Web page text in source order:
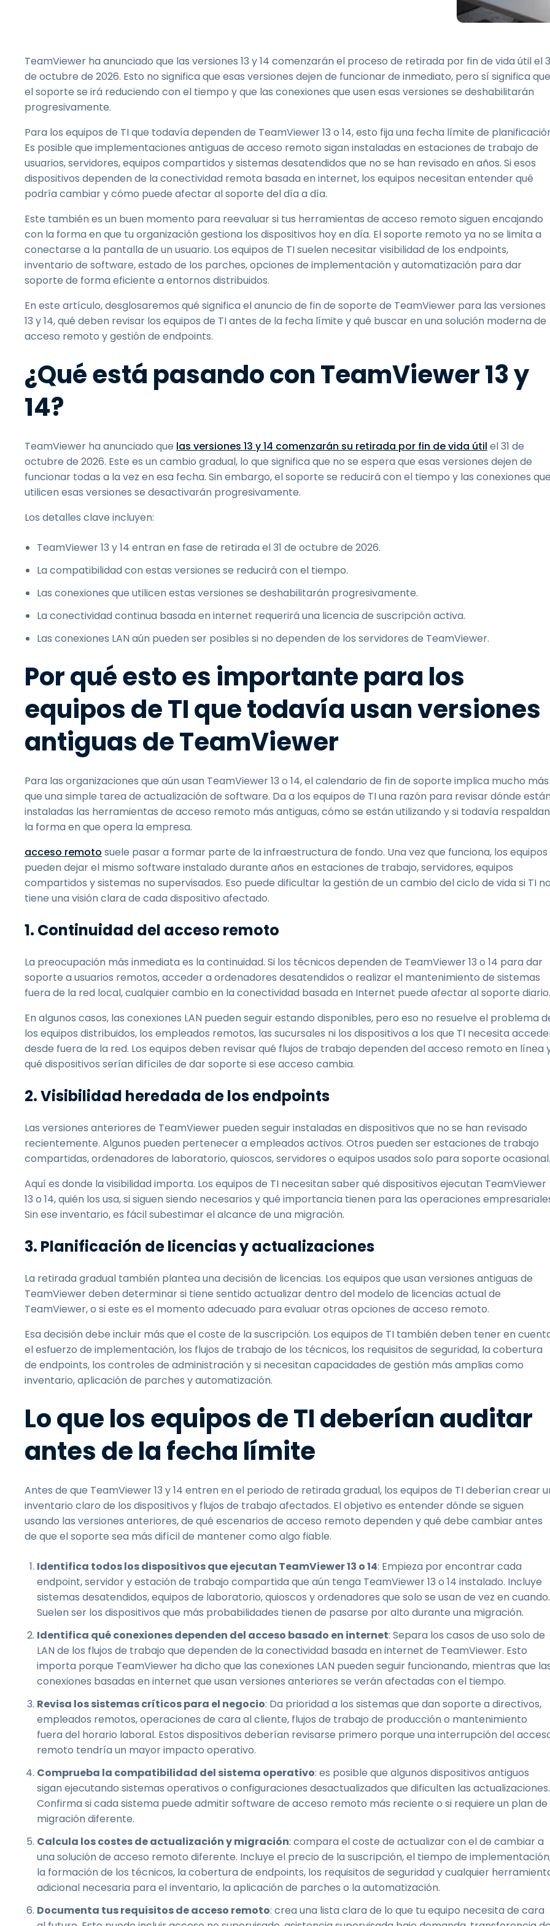
Acceso remoto a través
Acceso Remoto a
Laboratorio
Explorar todas las
necesidades
Explorar
sectores
TeamViewer ha anunciado que las versiones 13 y 14 comenzarán el proceso de retirada por fin de vida útil el
de octubre de 2026. Esto no significa que esas versiones dejen de funcionar de inmediato, pero sí significa que
el soporte se irá reduciendo con el tiempo y que las conexiones que usen esas versiones se deshabilitarán
progresivamente.
Para los equipos de TI que todavía dependen de TeamViewer 13 o 14, esto fija una fecha límite de
Es posible que implementaciones antiguas de acceso remoto sigan instaladas en estaciones de trabajo de
usuarios, servidores, equipos compartidos y sistemas desatendidos que no se han revisado en años. Si esos
dispositivos dependen de la conectividad remota basada en internet, los equipos necesitan entender qué
podría cambiar y cómo puede afectar al soporte del día a día.
Este también es un buen momento para reevaluar si tus herramientas de acceso remoto siguen encajando
con la forma en que tu organización gestiona los dispositivos hoy en día. El soporte remoto ya no se limita a
conectarse a la pantalla de un usuario. Los equipos de TI suelen necesitar visibilidad de los endpoints,
inventario de software, estado de los parches, opciones de implementación y automatización para dar
soporte de forma eficiente a entornos distribuidos.
En este artículo, desglosaremos qué significa el anuncio de fin de soporte de TeamViewer para las versiones
13 y 14, qué deben revisar los equipos de TI antes de la fecha límite y qué buscar en una solución moderna de
acceso remoto y gestión de endpoints.
¿Qué está pasando con TeamViewer 13 y
14?
TeamViewer ha anunciado que las versiones 13 y 14 comenzarán su retirada por fin de vida útil el 31 de
octubre de 2026. Este es un cambio gradual, lo que significa que no se espera que esas versiones dejen de
funcionar todas a la vez en esa fecha. Sin embargo, el soporte se reducirá con el tiempo y las conexiones
utilicen esas versiones se desactivarán progresivamente.
Los detalles clave incluyen:
TeamViewer 13 y 14 entran en fase de retirada el 31 de octubre de 2026.
La compatibilidad con estas versiones se reducirá con el tiempo.
Las conexiones que utilicen estas versiones se deshabilitarán progresivamente.
La conectividad continua basada en internet requerirá una licencia de suscripción activa.
Las conexiones LAN aún pueden ser posibles si no dependen de los servidores de TeamViewer.
Por qué esto es importante para los
equipos de TI que todavía usan versiones
antiguas de TeamViewer
Para las organizaciones que aún usan TeamViewer 13 o 14, el calendario de fin de soporte implica mucho más
que una simple tarea de actualización de software. Da a los equipos de TI una razón para revisar dónde
instaladas las herramientas de acceso remoto más antiguas, cómo se están utilizando y si todavía respaldan
la forma en que opera la empresa.
acceso remoto suele pasar a formar parte de la infraestructura de fondo. Una vez que funciona, los equipos
pueden dejar el mismo software instalado durante años en estaciones de trabajo, servidores, equipos
compartidos y sistemas no supervisados. Eso puede dificultar la gestión de un cambio del ciclo de vida si TI
tiene una visión clara de cada dispositivo afectado.
1. Continuidad del acceso remoto
La preocupación más inmediata es la continuidad. Si los técnicos dependen de TeamViewer 13 o 14 para dar
soporte a usuarios remotos, acceder a ordenadores desatendidos o realizar el mantenimiento de sistemas
fuera de la red local, cualquier cambio en la conectividad basada en Internet puede afectar al soporte diario.
En algunos casos, las conexiones LAN pueden seguir estando disponibles, pero eso no resuelve el problema
los equipos distribuidos, los empleados remotos, las sucursales ni los dispositivos a los que TI necesita
desde fuera de la red. Los equipos deben revisar qué flujos de trabajo dependen del acceso remoto en línea
qué dispositivos serían difíciles de dar soporte si ese acceso cambia.
2. Visibilidad heredada de los endpoints
Las versiones anteriores de TeamViewer pueden seguir instaladas en dispositivos que no se han revisado
recientemente. Algunos pueden pertenecer a empleados activos. Otros pueden ser estaciones de trabajo
compartidas, ordenadores de laboratorio, quioscos, servidores o equipos usados solo para soporte ocasional.
Aquí es donde la visibilidad importa. Los equipos de TI necesitan saber qué dispositivos ejecutan TeamViewer
13 o 14, quién los usa, si siguen siendo necesarios y qué importancia tienen para las operaciones
Sin ese inventario, es fácil subestimar el alcance de una migración.
3. Planificación de licencias y actualizaciones
La retirada gradual también plantea una decisión de licencias. Los equipos que usan versiones antiguas de
TeamViewer deben determinar si tiene sentido actualizar dentro del modelo de licencias actual de
TeamViewer, o si este es el momento adecuado para evaluar otras opciones de acceso remoto.
Esa decisión debe incluir más que el coste de la suscripción. Los equipos de TI también deben tener en
el esfuerzo de implementación, los flujos de trabajo de los técnicos, los requisitos de seguridad, la cobertura
de endpoints, los controles de administración y si necesitan capacidades de gestión más amplias como
inventario, aplicación de parches y automatización.
Lo que los equipos de TI deberían auditar
antes de la fecha límite
Antes de que TeamViewer 13 y 14 entren en el periodo de retirada gradual, los equipos de TI deberían crear
inventario claro de los dispositivos y flujos de trabajo afectados. El objetivo es entender dónde se siguen
usando las versiones anteriores, de qué escenarios de acceso remoto dependen y qué debe cambiar antes
de que el soporte sea más difícil de mantener como algo fiable.
Identifica todos los dispositivos que ejecutan TeamViewer 13 o 14: Empieza por encontrar cada
endpoint, servidor y estación de trabajo compartida que aún tenga TeamViewer 13 o 14 instalado. Incluye
sistemas desatendidos, equipos de laboratorio, quioscos y ordenadores que solo se usan de vez en cuando.
Suelen ser los dispositivos que más probabilidades tienen de pasarse por alto durante una migración.
Identifica qué conexiones dependen del acceso basado en internet: Separa los casos de uso solo de
LAN de los flujos de trabajo que dependen de la conectividad basada en internet de TeamViewer. Esto
importa porque TeamViewer ha dicho que las conexiones LAN pueden seguir funcionando, mientras que
conexiones basadas en internet que usan versiones anteriores se verán afectadas con el tiempo.
Revisa los sistemas críticos para el negocio: Da prioridad a los sistemas que dan soporte a directivos,
empleados remotos, operaciones de cara al cliente, flujos de trabajo de producción o mantenimiento
fuera del horario laboral. Estos dispositivos deberían revisarse primero porque una interrupción del
remoto tendría un mayor impacto operativo.
Comprueba la compatibilidad del sistema operativo: es posible que algunos dispositivos antiguos
sigan ejecutando sistemas operativos o configuraciones desactualizados que dificulten las actualizaciones.
Confirma si cada sistema puede admitir software de acceso remoto más reciente o si requiere un plan de
migración diferente.
Calcula los costes de actualización y migración: compara el coste de actualizar con el de cambiar a
una solución de acceso remoto diferente. Incluye el precio de la suscripción, el tiempo de
la formación de los técnicos, la cobertura de endpoints, los requisitos de seguridad y cualquier
adicional necesaria para el inventario, la aplicación de parches o la automatización.
Documenta tus requisitos de acceso remoto: crea una lista clara de lo que tu equipo necesita de cara